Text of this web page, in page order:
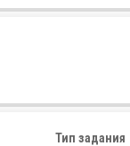
Тип задания